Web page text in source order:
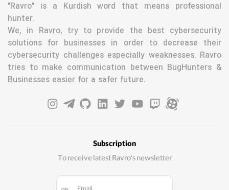
"Ravro" is a Kurdish word that means professional
hunter.
We, in Ravro, try to provide the best cybersecurity
solutions for businesses in order to decrease their
cybersecurity challenges especially weaknesses. Ravro
tries to make communication between BugHunters &
Businesses easier for a safer future.
Subscription
To receive latest Ravro's newsletter